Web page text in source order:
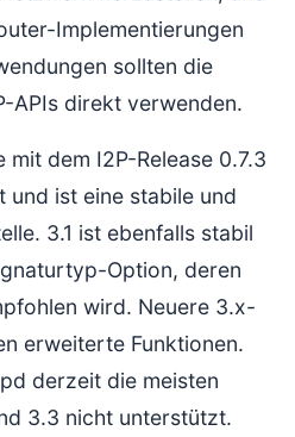
Implementierungen
sollten die
APIs direkt verwenden.
dem I2P-Release 0.7.3
ist eine stabile und
3.1 ist ebenfalls stabil
Option, deren
wird. Neuere 3.x-
erweiterte Funktionen.
derzeit die meisten
3.3 nicht unterstützt.